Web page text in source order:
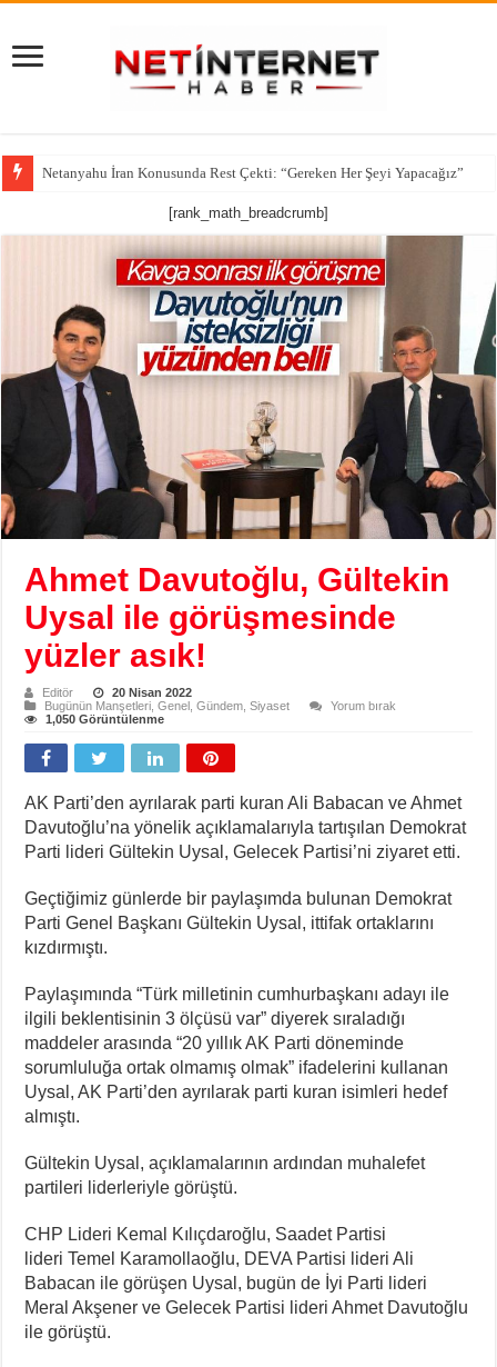
Netanyahu İran Konusunda Rest Çekti: “Gereken Her Şeyi Yapacağız”
[rank_math_breadcrumb]
Ahmet Davutoğlu, Gültekin
Uysal ile görüşmesinde
yüzler asık!
Editör
20 Nisan 2022
Bugünün Manşetleri ,Genel ,Gündem ,Siyaset
Yorum bırak
1,050 Görüntülenme
AK Parti’den ayrılarak parti kuran Ali Babacan ve Ahmet
Davutoğlu’na yönelik açıklamalarıyla tartışılan Demokrat
Parti lideri Gültekin Uysal, Gelecek Partisi’ni ziyaret etti.
Geçtiğimiz günlerde bir paylaşımda bulunan Demokrat
Parti Genel Başkanı Gültekin Uysal, ittifak ortaklarını
kızdırmıştı.
Paylaşımında “Türk milletinin cumhurbaşkanı adayı ile
ilgili beklentisinin 3 ölçüsü var” diyerek sıraladığı
maddeler arasında “20 yıllık AK Parti döneminde
sorumluluğa ortak olmamış olmak” ifadelerini kullanan
Uysal, AK Parti’den ayrılarak parti kuran isimleri hedef
almıştı.
Gültekin Uysal, açıklamalarının ardından muhalefet
partileri liderleriyle görüştü.
CHP Lideri Kemal Kılıçdaroğlu, Saadet Partisi
lideri Temel Karamollaoğlu, DEVA Partisi lideri Ali
Babacan ile görüşen Uysal, bugün de İyi Parti lideri
Meral Akşener ve Gelecek Partisi lideri Ahmet Davutoğlu
ile görüştü.